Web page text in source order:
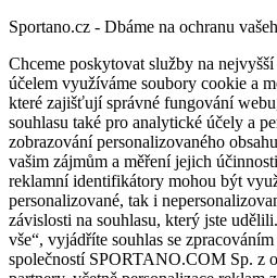
Sportano.cz - Dbáme na ochranu
Chceme poskytovat služby na
účelem využíváme soubory cookie a
které zajišťují správné fungování
souhlasu také pro analytické účely a
zobrazování personalizovaného
vašim zájmům a měření jejich
reklamní identifikátory mohou být
personalizované, tak i
závislosti na souhlasu, který jste
vše“, vyjádříte souhlas se
společností SPORTANO.COM Sp. z